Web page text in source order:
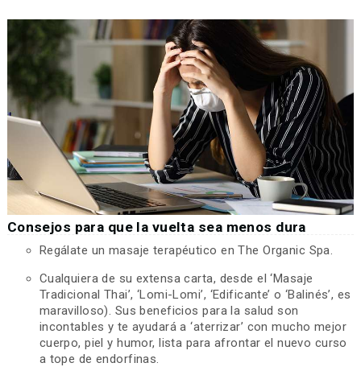
Consejos para que la vuelta sea menos dura
Regálate un masaje terapéutico en The Organic Spa.
Cualquiera de su extensa carta, desde el ‘Masaje
Tradicional Thai’, ‘Lomi-Lomi’, ‘Edificante’ o ‘Balinés’, es
maravilloso). Sus beneficios para la salud son
incontables y te ayudará a ‘aterrizar’ con mucho mejor
cuerpo, piel y humor, lista para afrontar el nuevo curso
a tope de endorfinas.